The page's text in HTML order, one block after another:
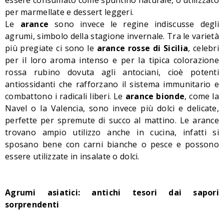
per marmellate e dessert leggeri.
Le arance sono invece le regine indiscusse degli
agrumi, simbolo della stagione invernale. Tra le varietà
più pregiate ci sono le arance rosse di Sicilia, celebri
per il loro aroma intenso e per la tipica colorazione
rossa rubino dovuta agli antociani, cioè potenti
antiossidanti che rafforzano il sistema immunitario e
combattono i radicali liberi. Le arance bionde, come la
Navel o la Valencia, sono invece più dolci e delicate,
perfette per spremute di succo al mattino. Le arance
trovano ampio utilizzo anche in cucina, infatti si
sposano bene con carni bianche o pesce e possono
essere utilizzate in insalate o dolci.
Agrumi asiatici: antichi tesori dai sapori
sorprendenti